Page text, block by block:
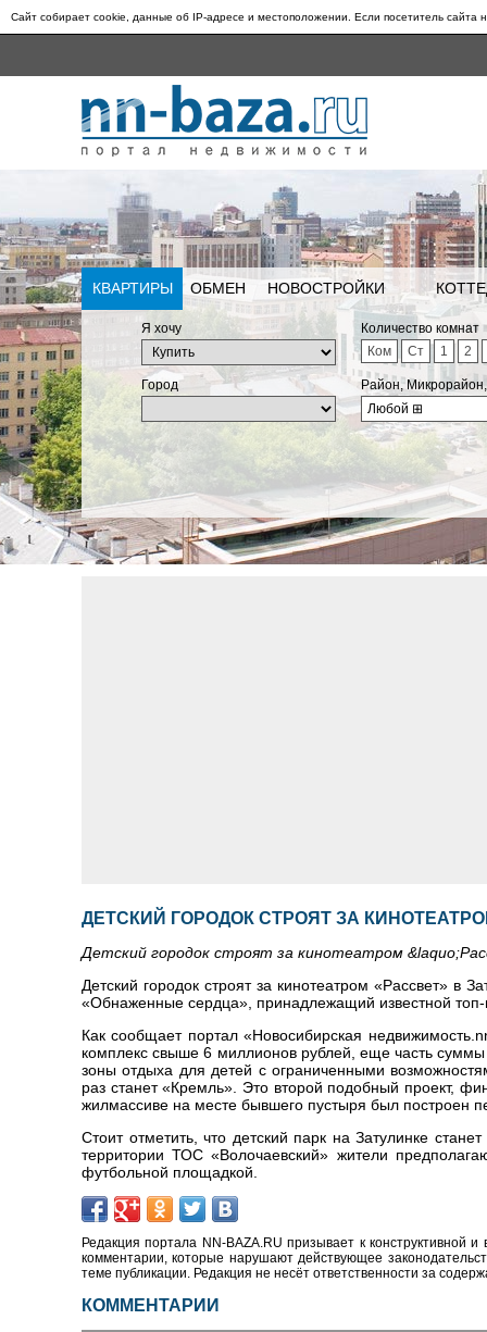
Сайт собирает cookie, данные об IP-адресе и местоположении. Если посетитель сайта
КВАРТИРЫ ОБМЕН НОВОСТРОЙКИ
Я хочу
Количество комнат
Ком
Ст 1 2
Город
Район,
Любой ⊞
ДЕТСКИЙ ГОРОДОК СТРОЯТ ЗА
Детский городок строят за кинотеатром
Детский городок строят за кинотеатром «Рассвет» в
«Обнаженные сердца», принадлежащий известной
Как сообщает портал «Новосибирская
комплекс свыше 6 миллионов рублей, еще часть суммы
зоны отдыха для детей с ограниченными
раз станет «Кремль». Это второй подобный проект,
жилмассиве на месте бывшего пустыря был построен
Стоит отметить, что детский парк на Затулинке
территории ТОС «Волочаевский» жители
футбольной площадкой.
Редакция портала NN-BAZA.RU призывает к конструктивной
комментарии, которые нарушают действующее
теме публикации. Редакция не несёт ответственности за
КОММЕНТАРИИ